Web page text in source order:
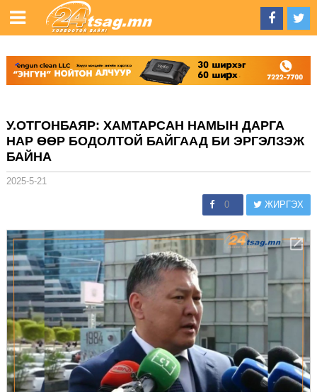
У.ОТГОНБАЯР: ХАМТАРСАН НАМЫН ДАРГА
НАР ӨӨР БОДОЛТОЙ БАЙГААД БИ ЭРГЭЛЗЭЖ
БАЙНА
2025-5-21
0 ЖИРГЭХ